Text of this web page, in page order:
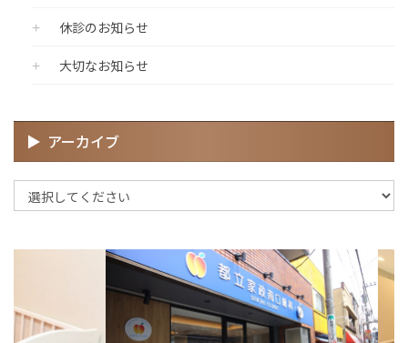
休診のお知らせ
大切なお知らせ
アーカイブ